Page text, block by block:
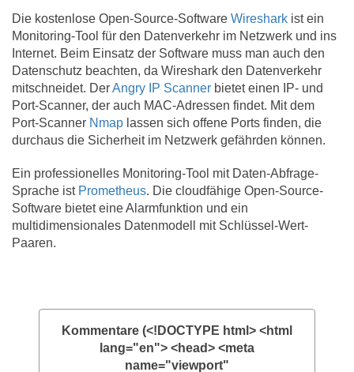
Die kostenlose Open-Source-Software Wireshark ist ein
Monitoring-Tool für den Datenverkehr im Netzwerk und ins
Internet. Beim Einsatz der Software muss man auch den
Datenschutz beachten, da Wireshark den Datenverkehr
mitschneidet. DerAngry IP Scanner bietet einen IP- und
Port-Scanner, der auch MAC-Adressen findet. Mit dem
Port-Scanner Nmap lassen sich offene Ports finden, die
durchaus die Sicherheit im Netzwerk gefährden können.
Ein professionelles Monitoring-Tool mit Daten-Abfrage-
Sprache ist Prometheus. Die cloudfähige Open-Source-
Software bietet eine Alarmfunktion und ein
multidimensionales Datenmodell mit Schlüssel-Wert-
Paaren.
Kommentare (<!DOCTYPE html> <html
lang="en"> <head> <meta
name="viewport"